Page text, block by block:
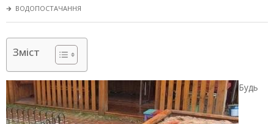
🡲 ВОДОПОСТАЧАННЯ
Зміст
Будь